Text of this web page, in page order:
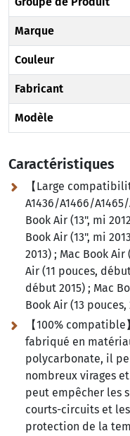
Marque
Couleur
Fabricant
Modèle
Caractéristiques
【Large
A1436/A1466/
Book Air (13", mi
Book Air (13", mi
2013) ; Mac Book
Air (11 pouces,
début 2015) ; Mac
Book Air (13 pouces,
【100%
fabriqué en
polycarbonate, il
nombreux virages
peut empêcher les
courts-circuits et
protection de la